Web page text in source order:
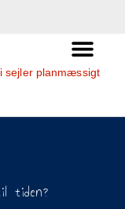
sejler planmæssigt
tiden?